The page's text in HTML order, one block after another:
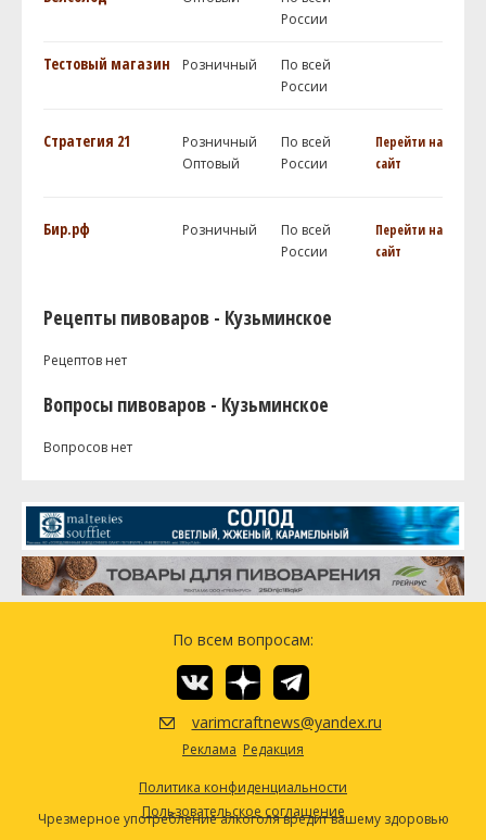
России
Тестовый магазин Розничный
По всей
России
Стратегия 21
Розничный
Оптовый
По всей
России
Перейти на
сайт
Бир.рф Розничный
По всей
России
Перейти на
сайт
Рецепты пивоваров - Кузьминское
Рецептов нет
Вопросы пивоваров - Кузьминское
Вопросов нет
По всем вопросам:
varimcraftnews@yandex.ru
Реклама Редакция
Политика конфиденциальности
Пользовательское соглашение
Чрезмерное употребление алкоголя вредит вашему здоровью